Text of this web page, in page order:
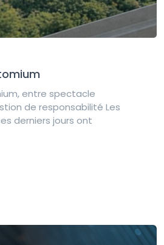
entre spectacle
de responsabilité Les
derniers jours ont